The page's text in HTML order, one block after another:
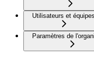
Utilisateurs et équipes
Paramètres de